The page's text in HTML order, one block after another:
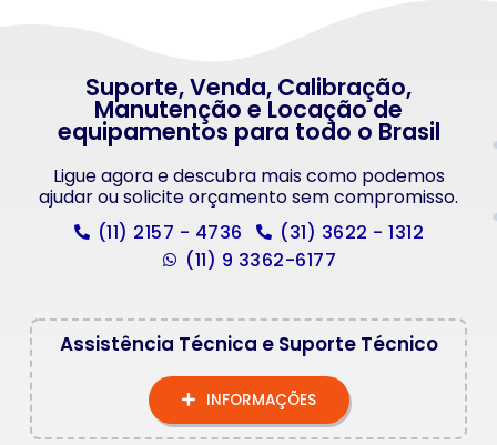
Suporte, Venda, Calibração,
Manutenção e Locação de
equipamentos para todo o Brasil
Ligue agora e descubra mais como podemos
ajudar ou solicite orçamento sem compromisso.
(11) 2157 - 4736
(31) 3622 - 1312
(11) 9 3362-6177
Assistência Técnica e Suporte Técnico
INFORMAÇÕES